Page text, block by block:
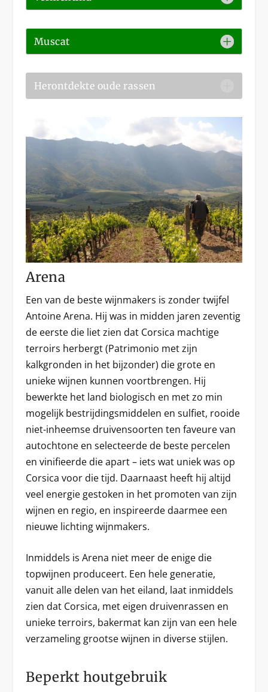
Muscat
Herontdekte oude rassen
Arena
Een van de beste wijnmakers is zonder twijfel
Antoine Arena. Hij was in midden jaren zeventig
de eerste die liet zien dat Corsica machtige
terroirs herbergt (Patrimonio met zijn
kalkgronden in het bijzonder) die grote en
unieke wijnen kunnen voortbrengen. Hij
bewerkte het land biologisch en met zo min
mogelijk bestrijdingsmiddelen en sulfiet, rooide
niet-inheemse druivensoorten ten faveure van
autochtone en selecteerde de beste percelen
en vinifieerde die apart – iets wat uniek was op
Corsica voor die tijd. Daarnaast heeft hij altijd
veel energie gestoken in het promoten van zijn
wijnen en regio, en inspireerde daarmee een
nieuwe lichting wijnmakers.
Inmiddels is Arena niet meer de enige die
topwijnen produceert. Een hele generatie,
vanuit alle delen van het eiland, laat inmiddels
zien dat Corsica, met eigen druivenrassen en
unieke terroirs, bakermat kan zijn van een hele
verzameling grootse wijnen in diverse stijlen.
Beperkt houtgebruik